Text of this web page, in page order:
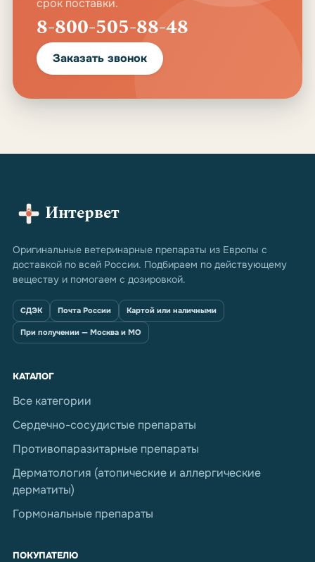
срок поставки.
8-800-505-88-48
Заказать звонок
Интервет
Оригинальные ветеринарные препараты из Европы с
доставкой по всей России. Подбираем по действующему
веществу и помогаем с дозировкой.
СДЭК Почта России Картой или наличными
При получении — Москва и МО
КАТАЛОГ
Все категории
Сердечно-сосудистые препараты
Противопаразитарные препараты
Дерматология (атопические и аллергические
дерматиты)
Гормональные препараты
ПОКУПАТЕЛЮ